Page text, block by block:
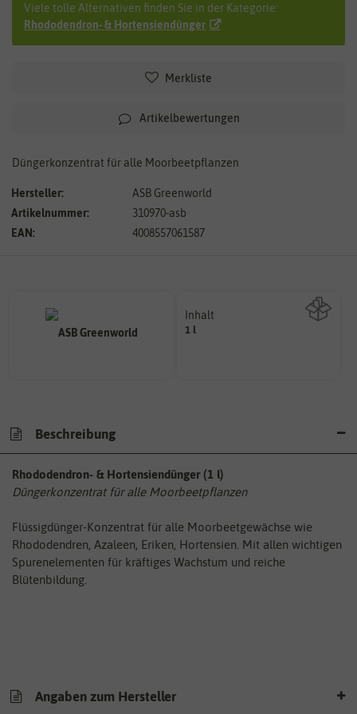
Viele tolle Alternativen finden Sie in der Kategorie:
Rhododendron- & Hortensiendünger
Merkliste
Artikelbewertungen
Düngerkonzentrat für alle Moorbeetpflanzen
Hersteller:
ASB Greenworld
Artikelnummer:
310970-asb
EAN:
4008557061587
Inhalt
1 l
Beschreibung
Rhododendron- & Hortensiendünger (1 l)
Düngerkonzentrat für alle Moorbeetpflanzen
Flüssigdünger-Konzentrat für alle Moorbeetgewächse wie
Rhododendren, Azaleen, Eriken, Hortensien. Mit allen wichtigen
Spurenelementen für kräftiges Wachstum und reiche
Blütenbildung.
Angaben zum Hersteller